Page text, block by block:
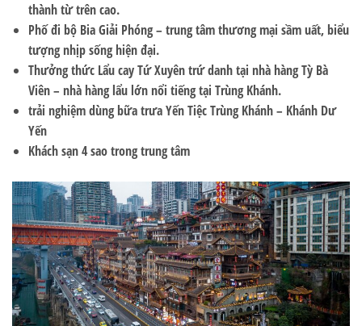
thành từ trên cao.
Phố đi bộ Bia Giải Phóng– trung tâm thương mại sầm uất, biểu
tượng nhịp sống hiện đại.
Thưởng thức Lẩu cay Tứ Xuyêntrứ danh tại nhà hàngTỳ Bà
Viên– nhà hàng lẩu lớn nổi tiếng tại Trùng Khánh.
trải nghiệm dùng bữa trưaYếnTiệc Trùng Khánh – Khánh Dư
Yến
Khách sạn 4 sao trong trung tâm